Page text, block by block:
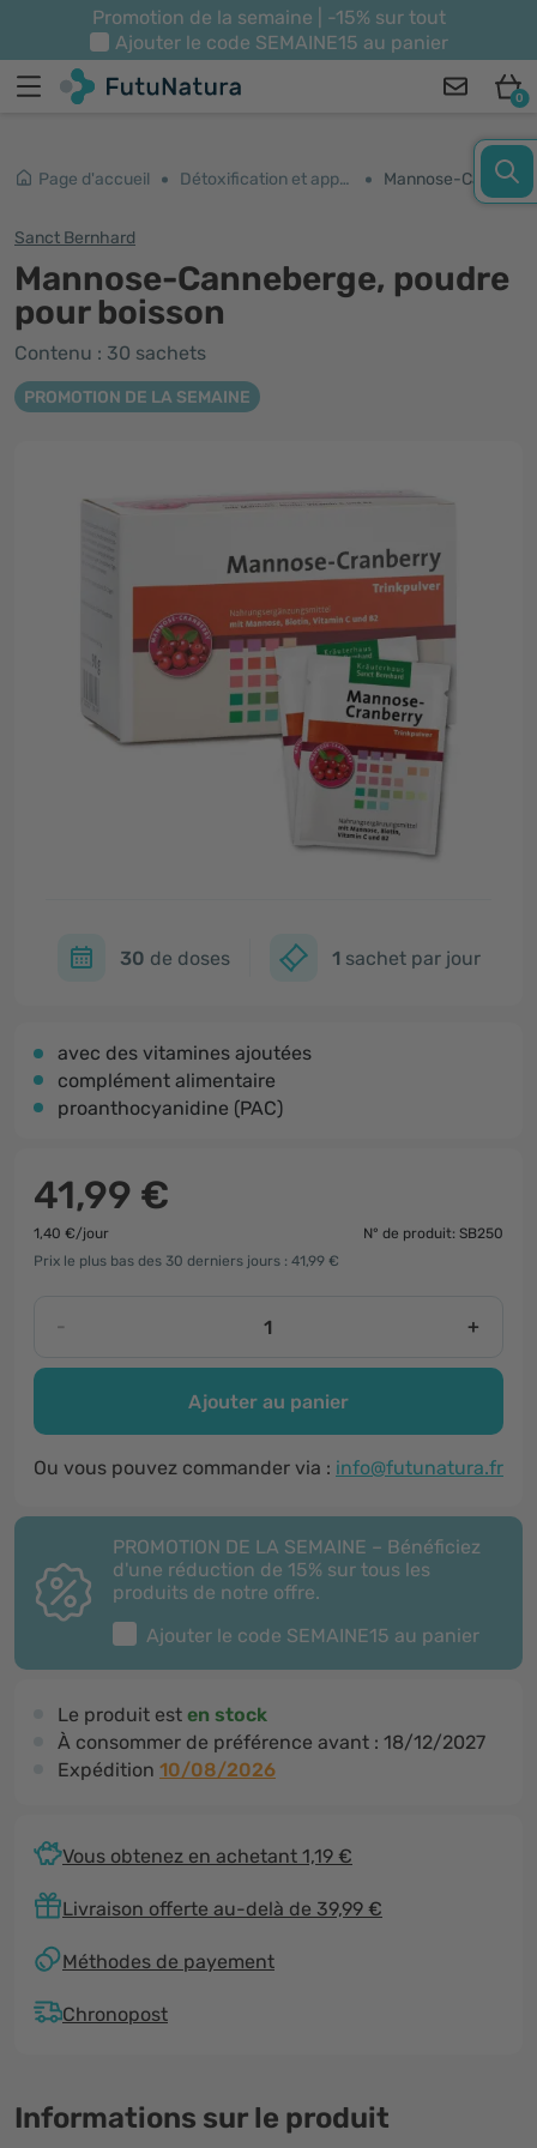
Promotion de la semaine | -15% sur tout
Ajouter le code SEMAINE15 au panier
0
Page d'accueil Détoxification et appareil urinaire Mannose-Canneberge, poudre pour boisson
Sanct Bernhard
Mannose-Canneberge, poudre
pour boisson
Contenu : 30 sachets
PROMOTION DE LA SEMAINE
30 de doses 1 sachet par jour
avec des vitamines ajoutées
complément alimentaire
proanthocyanidine (PAC)
41,99 €
1,40 €/jour
N° de produit: SB250
Prix le plus bas des 30 derniers jours : 41,99 €
- +
Ajouter au panier
Ou vous pouvez commander via : info@futunatura.fr
PROMOTION DE LA SEMAINE – Bénéficiez
d'une réduction de 15% sur tous les
produits de notre offre.
Ajouter le code SEMAINE15 au panier
Le produit est en stock
À consommer de préférence avant : 18/12/2027
Expédition 10/08/2026
Vous obtenez en achetant 1,19 €
Livraison offerte au-delà de 39,99 €
Méthodes de payement
Chronopost
Informations sur le produit